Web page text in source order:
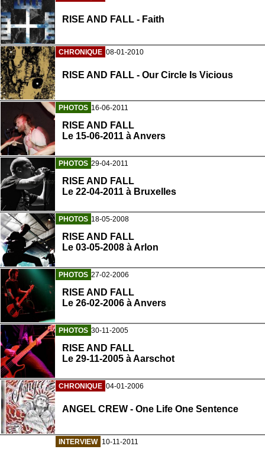
RISE AND FALL - Faith
CHRONIQUE 08-01-2010
RISE AND FALL - Our Circle Is Vicious
PHOTOS 16-06-2011
RISE AND FALL
Le 15-06-2011 à Anvers
PHOTOS 29-04-2011
RISE AND FALL
Le 22-04-2011 à Bruxelles
PHOTOS 18-05-2008
RISE AND FALL
Le 03-05-2008 à Arlon
PHOTOS 27-02-2006
RISE AND FALL
Le 26-02-2006 à Anvers
PHOTOS 30-11-2005
RISE AND FALL
Le 29-11-2005 à Aarschot
CHRONIQUE 04-01-2006
ANGEL CREW - One Life One Sentence
INTERVIEW 10-11-2011